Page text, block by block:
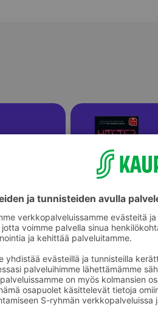
Koko perheen lautapelit